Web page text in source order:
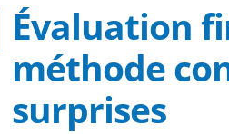
Évaluation
méthode
surprises